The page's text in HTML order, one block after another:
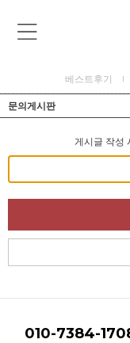
베스트후기
문의게시판
게시글 작성
010-7384-